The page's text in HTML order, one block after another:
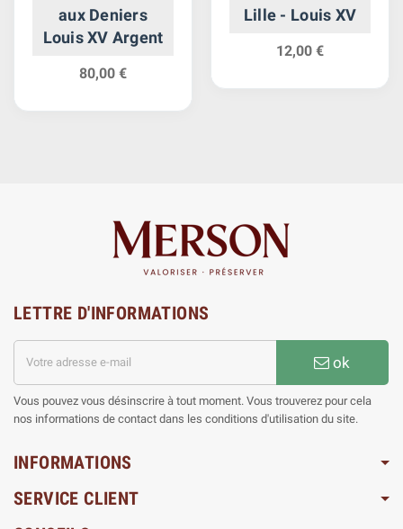
aux Deniers
Louis XV Argent
80,00 €
Lille - Louis XV
12,00 €
LETTRE D'INFORMATIONS
ok
Vous pouvez vous désinscrire à tout moment. Vous trouverez pour cela
nos informations de contact dans les conditions d'utilisation du site.
INFORMATIONS
SERVICE CLIENT